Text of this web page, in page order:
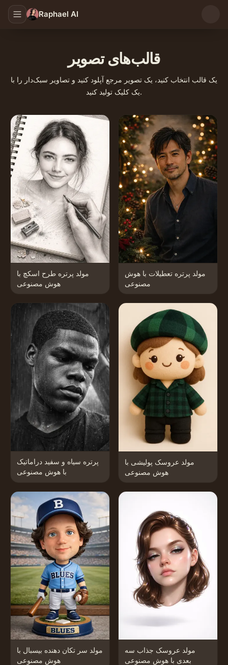
Raphael AI
قالب‌های تصویر
یک قالب انتخاب کنید، یک تصویر مرجع آپلود کنید و تصاویر سبک‌دار را با
یک کلیک تولید کنید.
مولد پرتره طرح اسکچ با
هوش مصنوعی
مولد پرتره تعطیلات با هوش
مصنوعی
پرتره سیاه و سفید دراماتیک
با هوش مصنوعی
مولد عروسک پولیشی با
هوش مصنوعی
مولد سر تکان دهنده بیسبال با
هوش مصنوعی
مولد عروسک جذاب سه
بعدی با هوش مصنوعی